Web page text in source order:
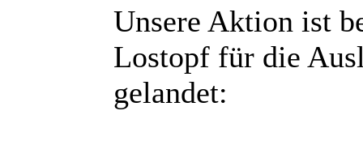
Unsere Aktion ist
Lostopf für die
gelandet: